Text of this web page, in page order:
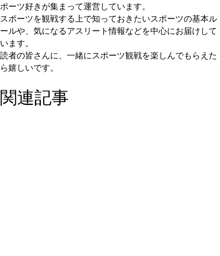
ポーツ好きが集まって運営しています。
スポーツを観戦する上で知っておきたいスポーツの基本ル
ールや、気になるアスリート情報などを中心にお届けして
います。
読者の皆さんに、一緒にスポーツ観戦を楽しんでもらえた
ら嬉しいです。
関連記事